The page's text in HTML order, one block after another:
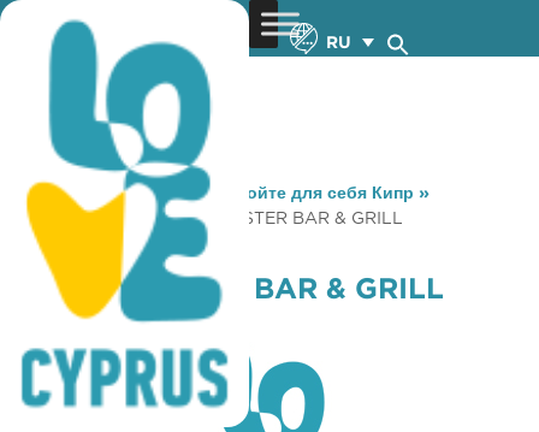
RU
You are here: Home »Откройте для себя Кипр »
Gastronomy
»
PUESTA OYSTER BAR & GRILL
RESTAURANT
PUESTA OYSTER BAR & GRILL
RESTAURANT